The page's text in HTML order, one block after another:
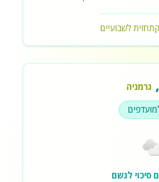
תחזית לשבועיים
, גרמניה
סיכוי לגשם